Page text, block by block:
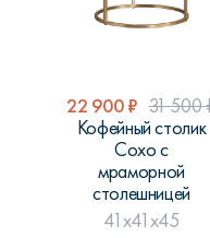
22 900₽ 31 500
Кофейный столик
Сохо с
мраморной
столешницей
41x41x45